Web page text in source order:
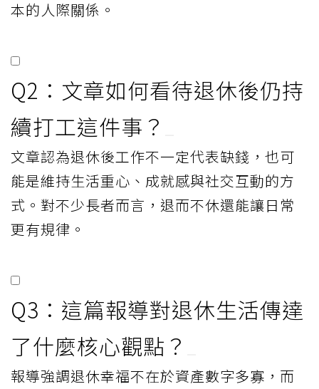
本的人際關係。
Q2：文章如何看待退休後仍持
續打工這件事？
文章認為退休後工作不一定代表缺錢，也可
能是維持生活重心、成就感與社交互動的方
式。對不少長者而言，退而不休還能讓日常
更有規律。
Q3：這篇報導對退休生活傳達
了什麼核心觀點？
報導強調退休幸福不在於資產數字多寡，而